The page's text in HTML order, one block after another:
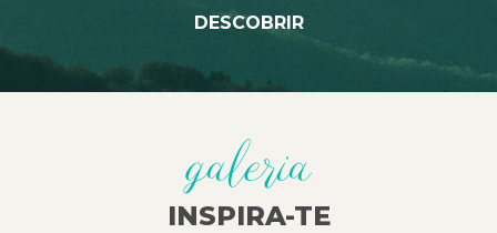
DESCOBRIR
galeria
INSPIRA-TE